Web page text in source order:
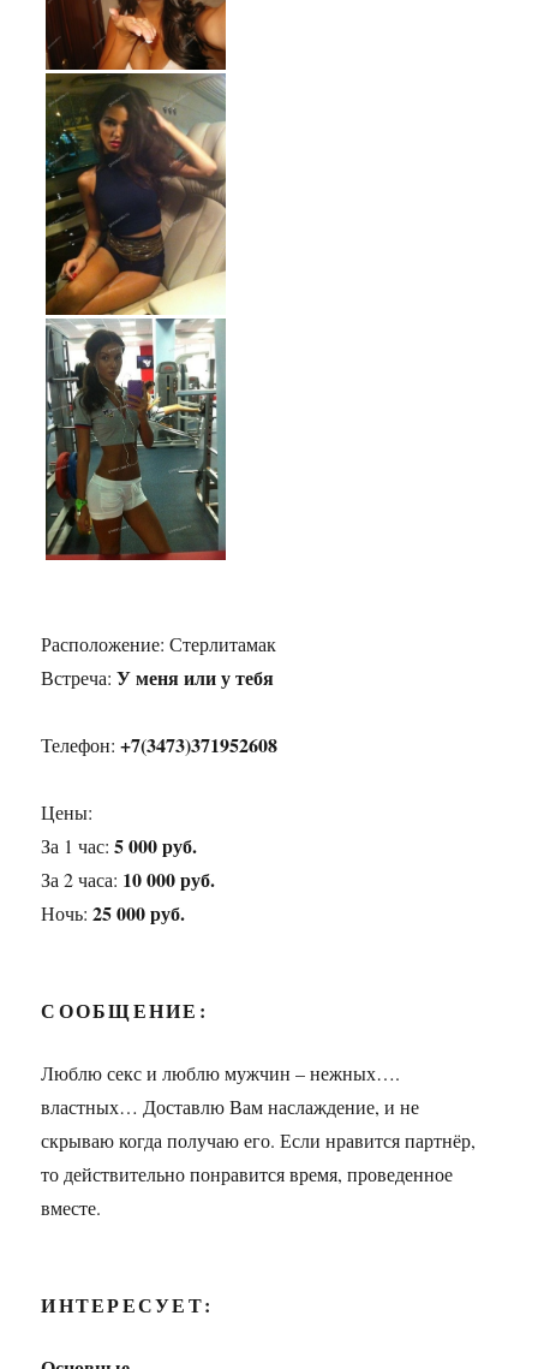
Расположение:Стерлитамак
Встреча:У меня или у тебя
Телефон:+7(3473)371952608
Цены:
За 1 час:5 000 руб.
За 2 часа: 10 000 руб.
Ночь:25 000 руб.
СООБЩЕНИЕ:
Люблю секс и люблю мужчин – нежных….
властных… Доставлю Вам наслаждение, и не
скрываю когда получаю его. Если нравится партнёр,
то действительно понравится время, проведенное
вместе.
ИНТЕРЕСУЕТ: